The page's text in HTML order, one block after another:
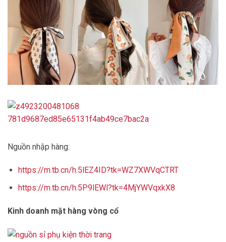
Nguồn nhập hàng:
https://m.tb.cn/h.5lEZ4ID?tk=WZ7XWVqCTRT
https://m.tb.cn/h.5P9lEWl?tk=4MjYWVqxkX8
Kinh doanh mặt hàng vòng cổ